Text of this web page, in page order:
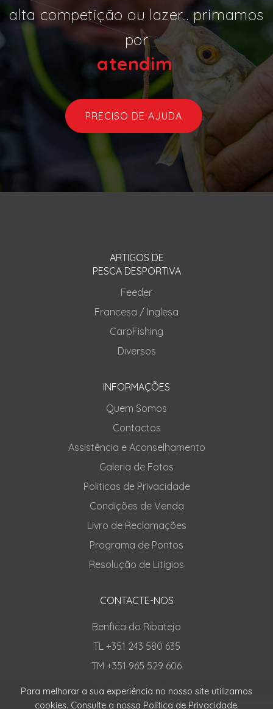
alta competição ou lazer... primamos
por
ate|
PRECISO DE AJUDA
ARTIGOS DE
PESCA DESPORTIVA
Feeder
Francesa / Inglesa
CarpFishing
Diversos
INFORMAÇÕES
Quem Somos
Contactos
Assistência e Aconselhamento
Galeria de Fotos
Politicas de Privacidade
Condições de Venda
Livro de Reclamações
Programa de Pontos
Resolução de Litígios
CONTACTE-NOS
Benfica do Ribatejo
TL +351 243 580 635
TM +351 965 529 606
TM +351 924 348 482
Para melhorar a sua experiência no nosso site utilizamos
cookies. Consulte a nossa Política de Privacidade.